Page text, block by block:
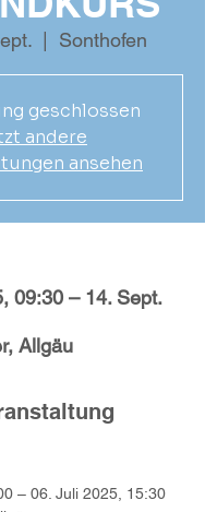
  |
Sonthofen
geschlossen
andere
ansehen
09:30 – 14. Sept.
Allgäu
– 06. Juli 2025, 15:30